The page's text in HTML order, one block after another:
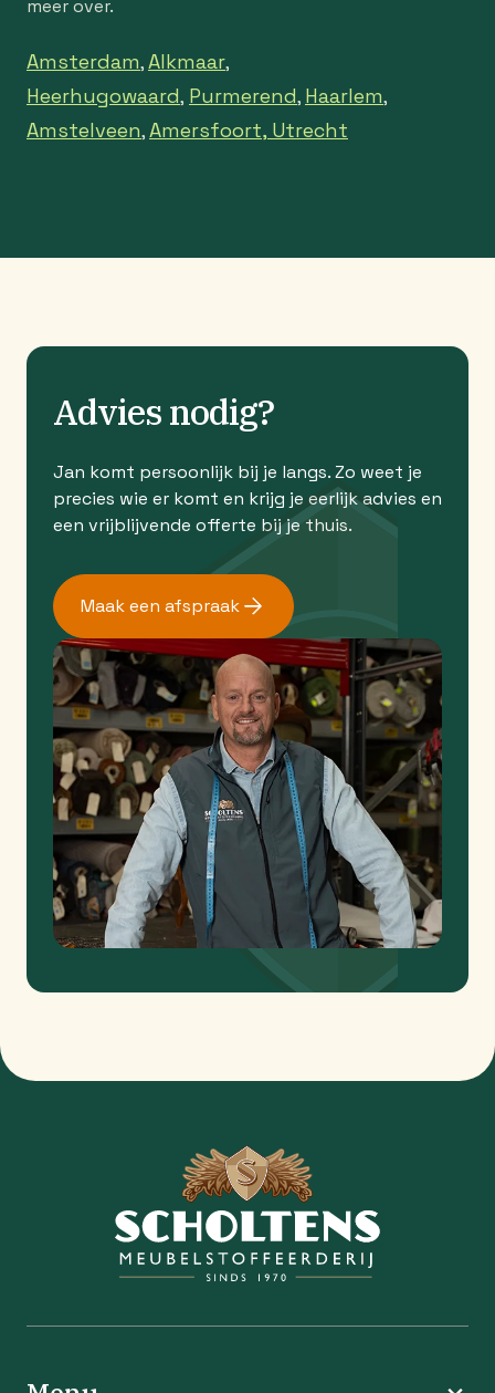
meer over.
Amsterdam,Alkmaar,
Heerhugowaard, Purmerend, Haarlem,
Amstelveen,Amersfoort, Utrecht
Advies nodig?
Jan komt persoonlijk bij je langs. Zo weet je
precies wie er komt en krijg je eerlijk advies en
een vrijblijvende offerte bij je thuis.
Maak een afspraak